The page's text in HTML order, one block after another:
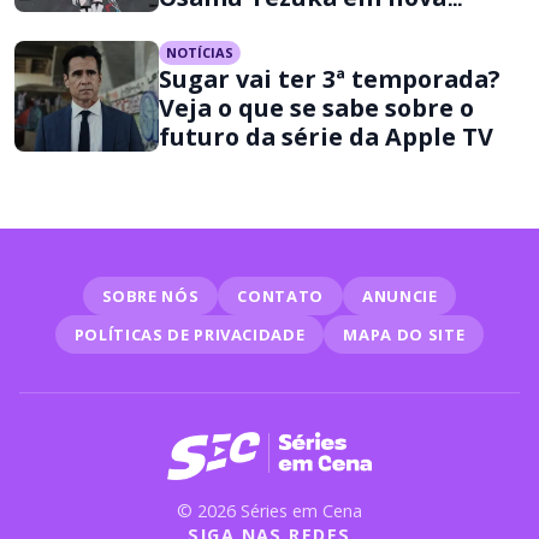
NOTÍCIAS
Sugar vai ter 3ª temporada?
Veja o que se sabe sobre o
futuro da série da Apple TV
SOBRE NÓS CONTATO
ANUNCIE
POLÍTICAS DE PRIVACIDADE
MAPA DO SITE
© 2026 Séries em Cena